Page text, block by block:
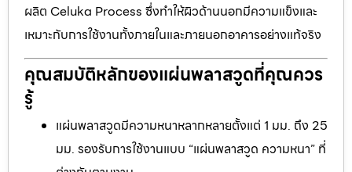
ผลิต Celuka Process ซึ่งทำให้ผิวด้านนอกมีความแข็งและ
เหมาะกับการใช้งานทั้งภายในและภายนอกอาคารอย่างแท้จริง
คุณสมบัติหลักของแผ่นพลาสวูดที่คุณควร
รู้
แผ่นพลาสวูดมีความหนาหลากหลายตั้งแต่ 1 มม. ถึง 25
มม. รองรับการใช้งานแบบ “แผ่นพลาสวูด ความหนา” ที่